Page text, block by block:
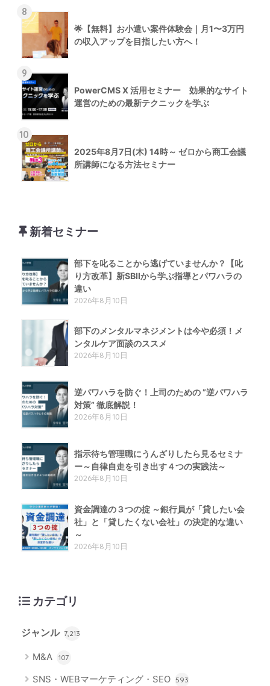
8
🌟【無料】お小遣い案件体験会｜月1〜3万円
の収入アップを目指したい方へ！
9
PowerCMS X 活用セミナー 効果的なサイト
運営のための最新テクニックを学ぶ
10
2025年8月7日(木) 14時～ ゼロから商工会議
所講師になる方法セミナー
新着セミナー
部下を叱ることから逃げていませんか？【叱
り方改革】新SBIIから学ぶ指導とパワハラの
違い
2026年8月10日
部下のメンタルマネジメントは今や必須！メ
ンタルケア面談のススメ
2026年8月10日
逆パワハラを防ぐ！上司のための ”逆パワハラ
対策” 徹底解説！
2026年8月10日
指示待ち管理職にうんざりしたら見るセミナ
ー～自律自走を引き出す４つの実践法～
2026年8月10日
資金調達の３つの掟 ～銀行員が「貸したい会
社」と「貸したくない会社」の決定的な違い
～
2026年8月10日
カテゴリ
ジャンル 7,213
M&A 107
SNS・WEBマーケティング・SEO 593